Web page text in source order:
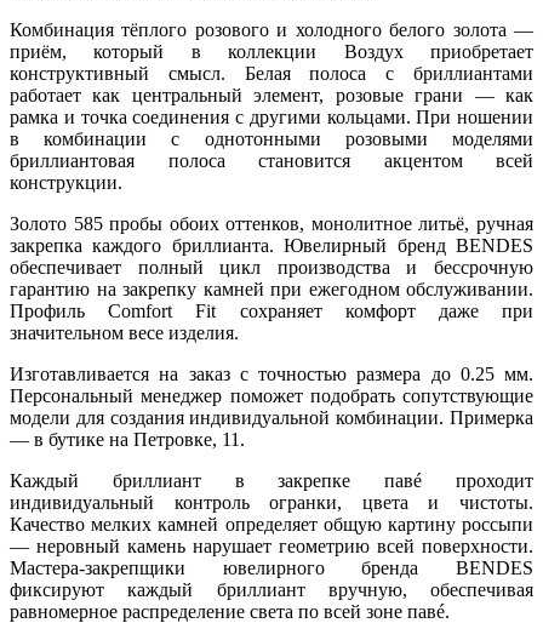
Комбинация тёплого розового и холодного белого золота —
приём, который в коллекции Воздух приобретает
конструктивный смысл. Белая полоса с бриллиантами
работает как центральный элемент, розовые грани — как
рамка и точка соединения с другими кольцами. При ношении
в комбинации с однотонными розовыми моделями
бриллиантовая полоса становится акцентом всей
конструкции.
Золото 585 пробы обоих оттенков, монолитное литьё, ручная
закрепка каждого бриллианта. Ювелирный бренд BENDES
обеспечивает полный цикл производства и бессрочную
гарантию на закрепку камней при ежегодном обслуживании.
Профиль Comfort Fit сохраняет комфорт даже при
значительном весе изделия.
Изготавливается на заказ с точностью размера до 0.25 мм.
Персональный менеджер поможет подобрать сопутствующие
модели для создания индивидуальной комбинации. Примерка
— в бутике на Петровке, 11.
Каждый бриллиант в закрепке павé проходит
индивидуальный контроль огранки, цвета и чистоты.
Качество мелких камней определяет общую картину россыпи
— неровный камень нарушает геометрию всей поверхности.
Мастера-закрепщики ювелирного бренда BENDES
фиксируют каждый бриллиант вручную, обеспечивая
равномерное распределение света по всей зоне павé.